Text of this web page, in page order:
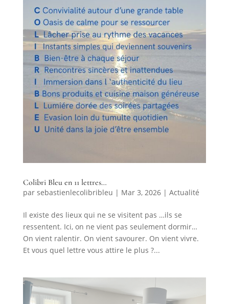
Colibri Bleu en 11 lettres…
par sebastienlecolibribleu | Mar 3, 2026| Actualité
Il existe des lieux qui ne se visitent pas …ils se
ressentent. Ici, on ne vient pas seulement dormir…
On vient ralentir. On vient savourer. On vient vivre.
Et vous quel lettre vous attire le plus ?...